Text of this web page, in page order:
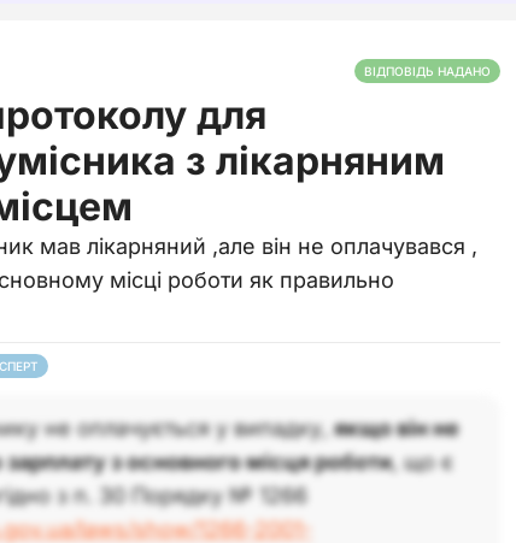
ВІДПОВІДЬ НАДАНО
для
з лікарняним
мав лікарняний ,але він не оплачувався ,
місці роботи як правильно
не оплачується у випадку,якщо він не
з основного місця роботи, що є
з п. 30 Порядку № 1266
laws/show/1266-2001-